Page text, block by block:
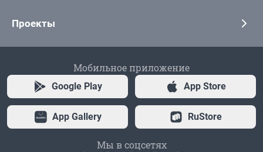
Проекты
Мобильное приложение
Google Play App Store
App Gallery RuStore
Мы в соцсетях